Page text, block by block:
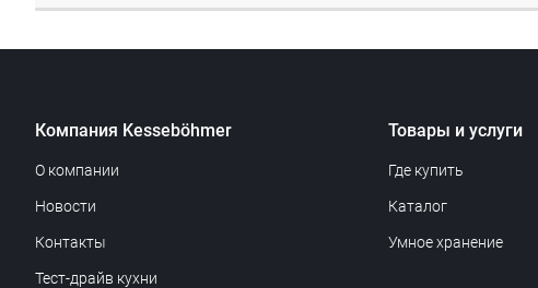
Компания Kesseböhmer
О компании
Новости
Контакты
Тест-драйв кухни
Товары и услуги
Где купить
Каталог
Умное хранение